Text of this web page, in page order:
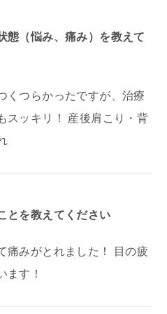
態（悩み、痛み）を教えて
くつらかったですが、治療
スッキリ！ 産後肩こり・背
とを教えてください
痛みがとれました！ 目の疲
ます！